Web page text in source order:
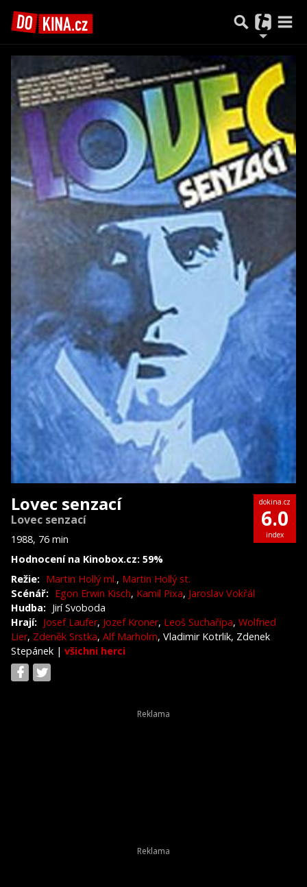
Lovec senzací
Lovec senzací
1988, 76 min
Hodnocení na Kinobox.cz: 59%
dokina.cz
6.0
index
Režie: Martin Hollý ml., Martin Hollý st.
Scénář: Egon Erwin Kisch, Kamil Pixa, Jaroslav Vokřál
Hudba: Jirí Svoboda
Hrají: Josef Laufer, Jozef Kroner, Leoš Suchařípa, Wolfried
Lier, Zdeněk Srstka, Alf Marholm, Vladimir Kotrlik, Zdenek
Stepánek | všichni herci